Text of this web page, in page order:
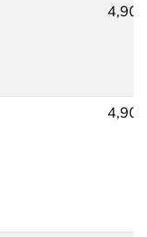
4,90
4,90